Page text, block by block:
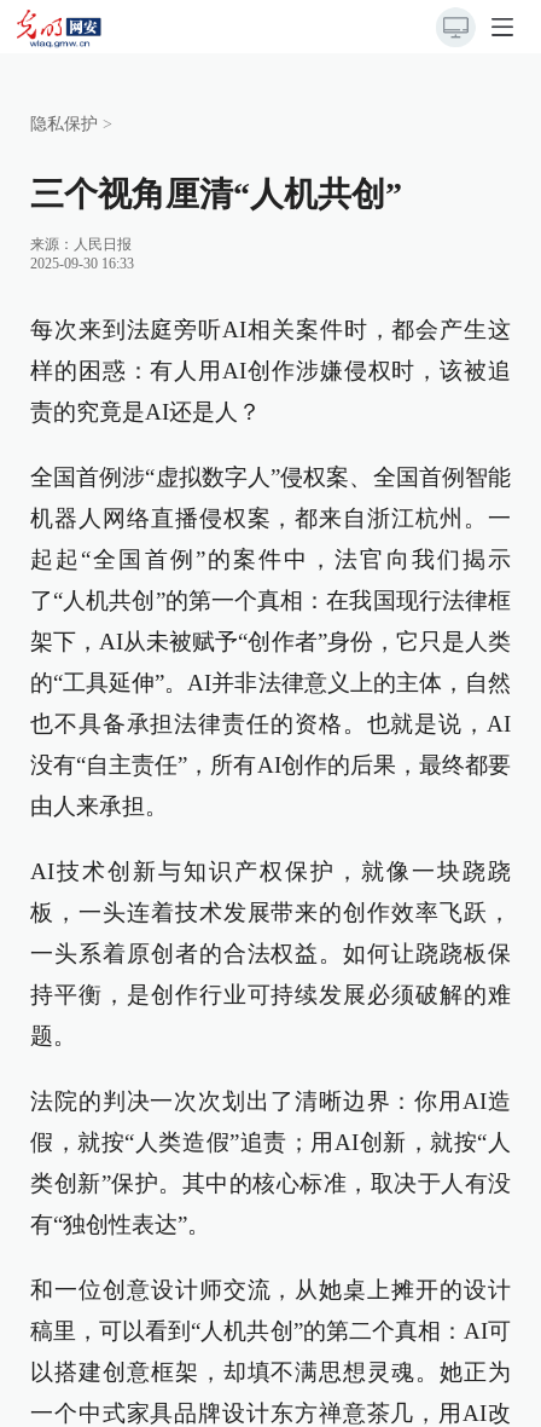
隐私保护 >
三个视角厘清“人机共创”
来源： 人民日报
2025-09-30 16:33
每次来到法庭旁听AI相关案件时，都会产生这
样的困惑：有人用AI创作涉嫌侵权时，该被追
责的究竟是AI还是人？
全国首例涉“虚拟数字人”侵权案、全国首例智能
机器人网络直播侵权案，都来自浙江杭州。一
起起“全国首例”的案件中，法官向我们揭示
了“人机共创”的第一个真相：在我国现行法律框
架下，AI从未被赋予“创作者”身份，它只是人类
的“工具延伸”。AI并非法律意义上的主体，自然
也不具备承担法律责任的资格。也就是说，AI
没有“自主责任”，所有AI创作的后果，最终都要
由人来承担。
AI技术创新与知识产权保护，就像一块跷跷
板，一头连着技术发展带来的创作效率飞跃，
一头系着原创者的合法权益。如何让跷跷板保
持平衡，是创作行业可持续发展必须破解的难
题。
法院的判决一次次划出了清晰边界：你用AI造
假，就按“人类造假”追责；用AI创新，就按“人
类创新”保护。其中的核心标准，取决于人有没
有“独创性表达”。
和一位创意设计师交流，从她桌上摊开的设计
稿里，可以看到“人机共创”的第二个真相：AI可
以搭建创意框架，却填不满思想灵魂。她正为
一个中式家具品牌设计东方禅意茶几，用AI改